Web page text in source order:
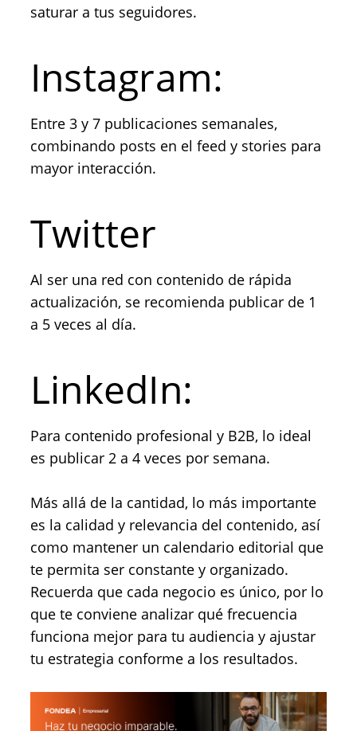
saturar a tus seguidores.
Instagram:
Entre 3 y 7 publicaciones semanales,
combinando posts en el feed y stories para
mayor interacción.
Twitter
Al ser una red con contenido de rápida
actualización, se recomienda publicar de 1
a 5 veces al día.
LinkedIn:
Para contenido profesional y B2B, lo ideal
es publicar 2 a 4 veces por semana.
Más allá de la cantidad, lo más importante
es la calidad y relevancia del contenido, así
como mantener un calendario editorial que
te permita ser constante y organizado.
Recuerda que cada negocio es único, por lo
que te conviene analizar qué frecuencia
funciona mejor para tu audiencia y ajustar
tu estrategia conforme a los resultados.